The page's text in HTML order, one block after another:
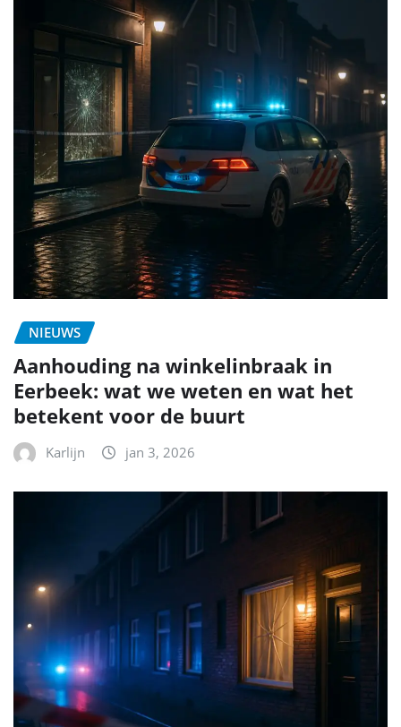
NIEUWS
Aanhouding na winkelinbraak in
Eerbeek: wat we weten en wat het
betekent voor de buurt
Karlijn jan 3, 2026